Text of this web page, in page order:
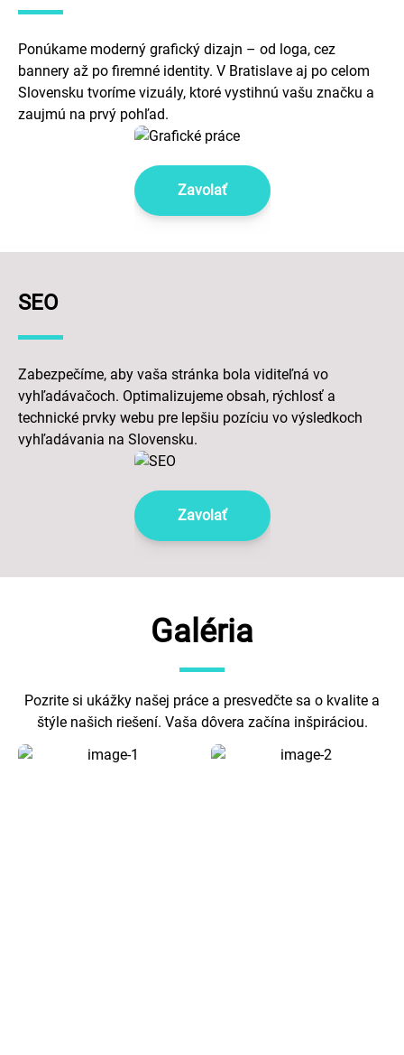
Zavolať
Ponúkame moderný grafický dizajn – od loga, cez
bannery až po firemné identity. V Bratislave aj po celom
Slovensku tvoríme vizuály, ktoré vystihnú vašu značku a
zaujmú na prvý pohľad.
Zavolať
SEO
Zabezpečíme, aby vaša stránka bola viditeľná vo
vyhľadávačoch. Optimalizujeme obsah, rýchlosť a
technické prvky webu pre lepšiu pozíciu vo výsledkoch
vyhľadávania na Slovensku.
Galéria
Pozrite si ukážky našej práce a presvedčte sa o kvalite a
štýle našich riešení. Vaša dôvera začína inšpiráciou.